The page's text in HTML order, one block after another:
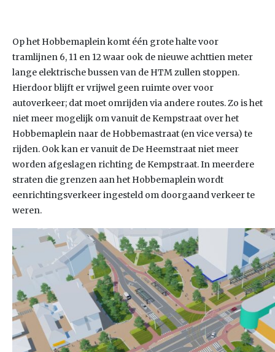
Op het Hobbemaplein komt één grote halte voor
tramlijnen 6, 11 en 12 waar ook de nieuwe achttien meter
lange elektrische bussen van de HTM zullen stoppen.
Hierdoor blijft er vrijwel geen ruimte over voor
autoverkeer; dat moet omrijden via andere routes. Zo is het
niet meer mogelijk om vanuit de Kempstraat over het
Hobbemaplein naar de Hobbemastraat (en vice versa) te
rijden. Ook kan er vanuit de De Heemstraat niet meer
worden afgeslagen richting de Kempstraat. In meerdere
straten die grenzen aan het Hobbemaplein wordt
eenrichtingsverkeer ingesteld om doorgaand verkeer te
weren.